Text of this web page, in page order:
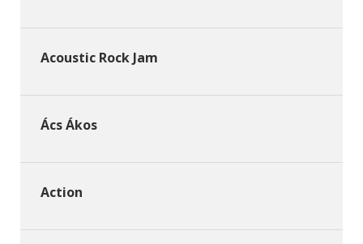
Acoustic Rock Jam
Ács Ákos
Action